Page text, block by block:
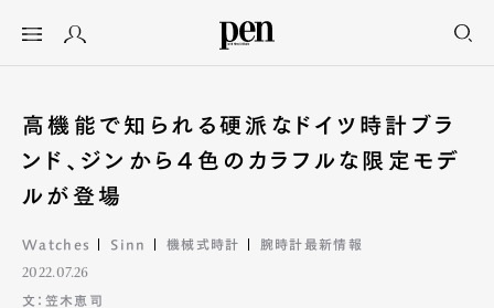
高機能で知られる硬派なドイツ時計ブラ
ンド、ジンから４色のカラフルな限定モデ
ルが登場
Watches Sinn 機械式時計 腕時計最新情報
2022.07.26
文：笠木恵司